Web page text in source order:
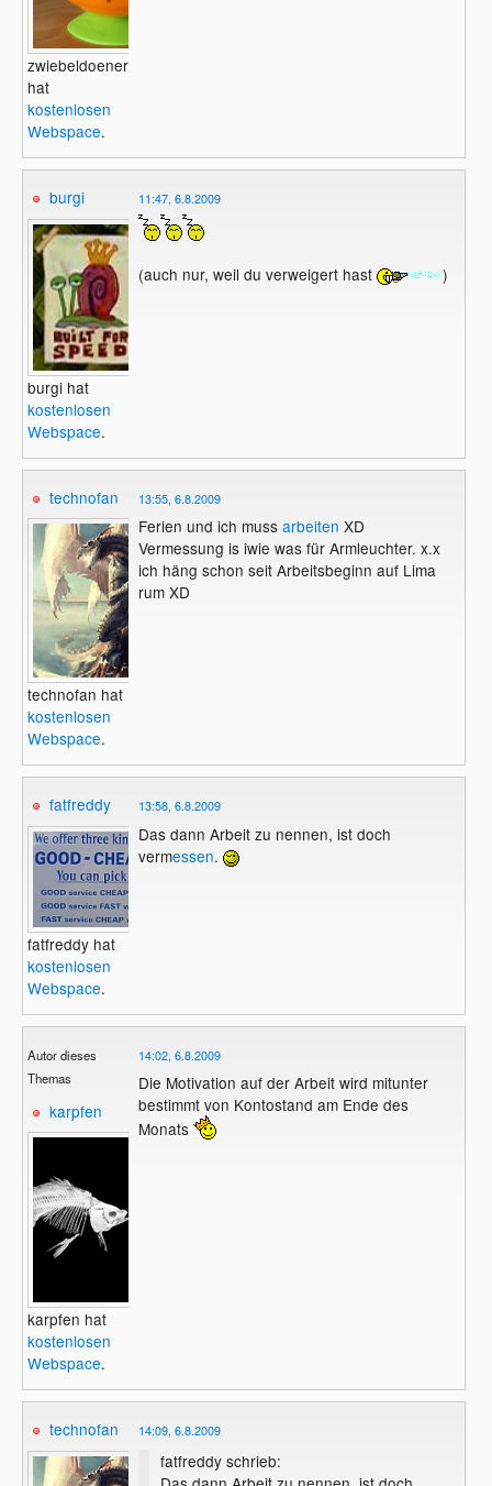
zwiebeldoener
hat
kostenlosen
Webspace.
burgi
burgi hat
kostenlosen
Webspace.
11:47, 6.8.2009
(auch nur, weil du verweigert hast )
technofan
technofan hat
kostenlosen
Webspace.
13:55, 6.8.2009
Ferien und ich muss arbeiten XD
Vermessung is iwie was für Armleuchter. x.x
ich häng schon seit Arbeitsbeginn auf Lima
rum XD
fatfreddy
fatfreddy hat
kostenlosen
Webspace.
13:58, 6.8.2009
Das dann Arbeit zu nennen, ist doch
vermessen.
Autor dieses
Themas
karpfen
karpfen hat
kostenlosen
Webspace.
14:02, 6.8.2009
Die Motivation auf der Arbeit wird mitunter
bestimmt von Kontostand am Ende des
Monats
technofan 14:09, 6.8.2009
fatfreddy schrieb: